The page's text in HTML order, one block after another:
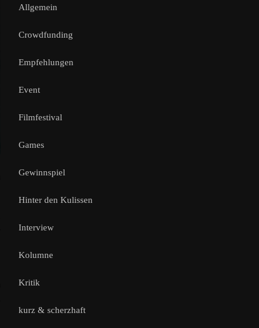
Allgemein
Crowdfunding
Empfehlungen
Event
Filmfestival
Games
Gewinnspiel
Hinter den Kulissen
Interview
Kolumne
Kritik
kurz & scherzhaft